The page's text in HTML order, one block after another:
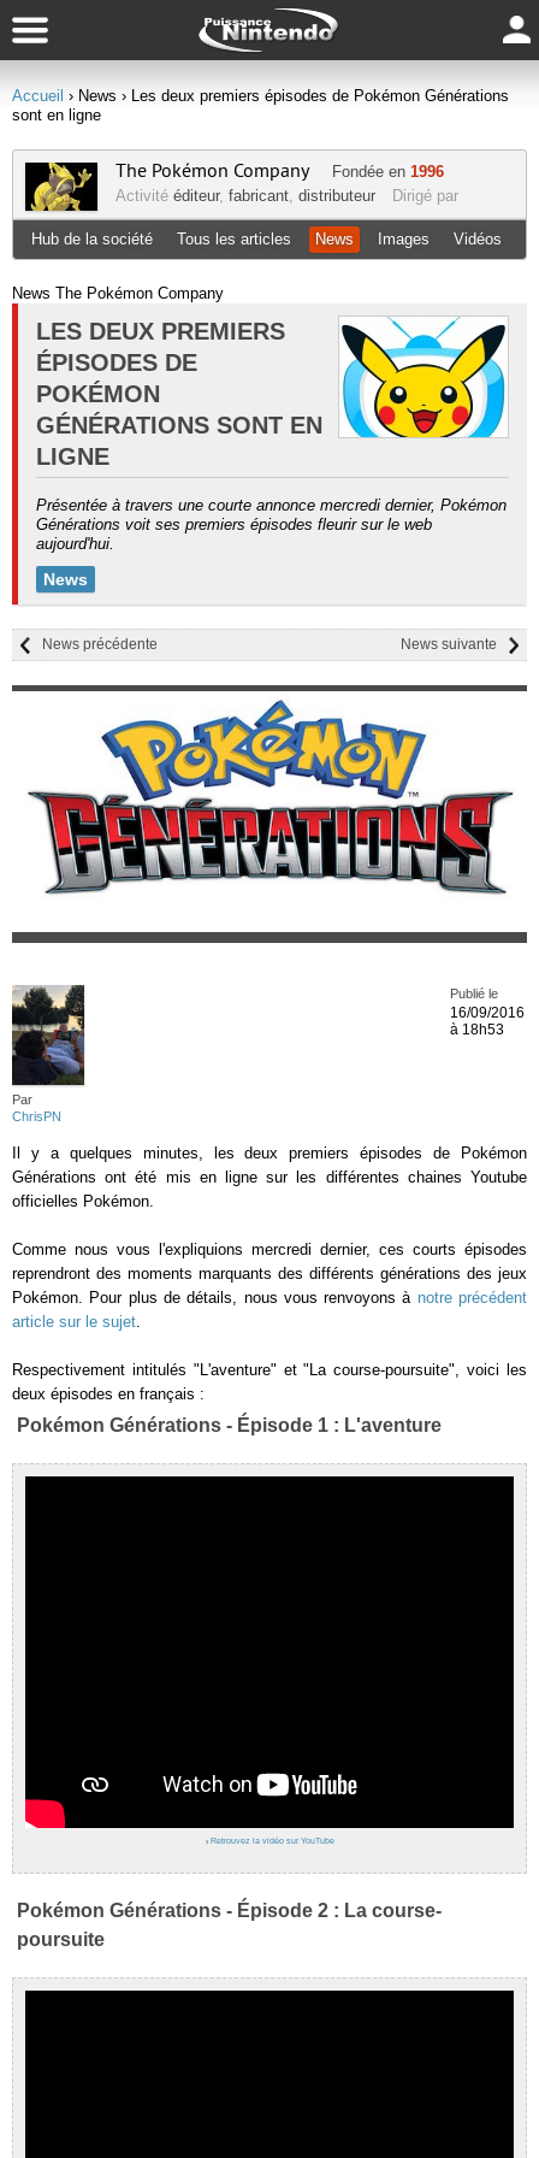
Accueil › News › Les deux premiers épisodes de Pokémon Générations
sont en ligne
The Pokémon Company Fondée en 1996
Activité éditeur, fabricant, distributeur Dirigé par
Hub de la société Tous les articles News Images Vidéos
News The Pokémon Company
LES DEUX PREMIERS
ÉPISODES DE
POKÉMON
GÉNÉRATIONS SONT EN
LIGNE
Présentée à travers une courte annonce mercredi dernier, Pokémon
Générations voit ses premiers épisodes fleurir sur le web
aujourd'hui.
News
News suivante
News précédente
Par
ChrisPN
Publié le
16/09/2016
à 18h53
Il y a quelques minutes, les deux premiers épisodes de Pokémon
Générations ont été mis en ligne sur les différentes chaines Youtube
officielles Pokémon.
Comme nous vous l'expliquions mercredi dernier, ces courts épisodes
reprendront des moments marquants des différents générations des jeux
Pokémon. Pour plus de détails, nous vous renvoyons à notre précédent
article sur le sujet.
Respectivement intitulés "L'aventure" et "La course-poursuite", voici les
deux épisodes en français :
Pokémon Générations - Épisode 1 : L'aventure
› Retrouvez la vidéo sur YouTube
Pokémon Générations - Épisode 2 : La course-
poursuite